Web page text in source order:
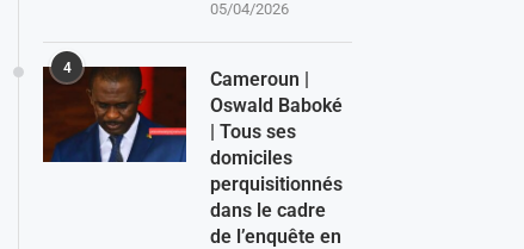
05/04/2026
4
Cameroun |
Oswald Baboké
| Tous ses
domiciles
perquisitionnés
dans le cadre
de l’enquête en